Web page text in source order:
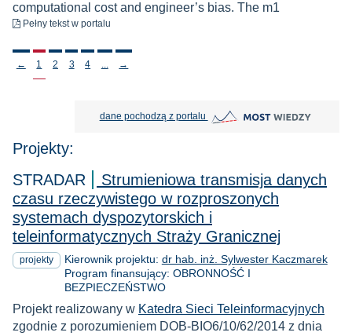
computational cost and engineer’s bias. The m1
Pełny tekstdo pobrania
w portalu
Stronicowanie
← 1 2 3 4 ... →
dane pochodzą z portalu MOST Wiedzy otwiera się w
Projekty:
STRADAR
Strumieniowa transmisja danych
czasu rzeczywistego w rozproszonych
systemach dyspozytorskich i
teleinformatycznych Straży Granicznej
projekty Kierownik projektu: dr hab. inż. Sylwester Kaczmarek
Program finansujący: OBRONNOŚĆ I
BEZPIECZEŃSTWO
Projekt realizowany w Katedra Sieci Teleinformacyjnych
zgodnie z porozumieniem DOB-BIO6/10/62/2014 z dnia